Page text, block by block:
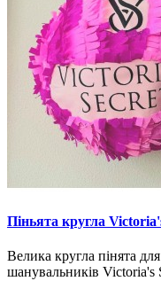
Піньята кругла
Велика кругла пінята
шанувальників Victoria's